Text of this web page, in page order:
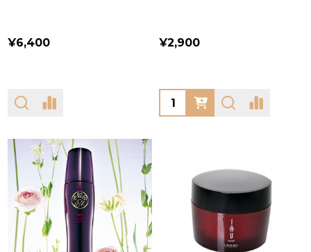
¥6,400 ¥2,900
Quantity: